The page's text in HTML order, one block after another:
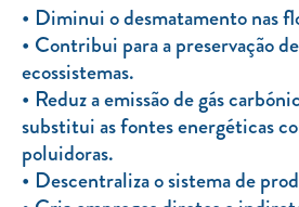
Diminui o desmatamento nas
Contribui para a preservação
ecossistemas.
Reduz a emissão de gás
substitui as fontes energéticas
poluidoras.
Descentraliza o sistema de